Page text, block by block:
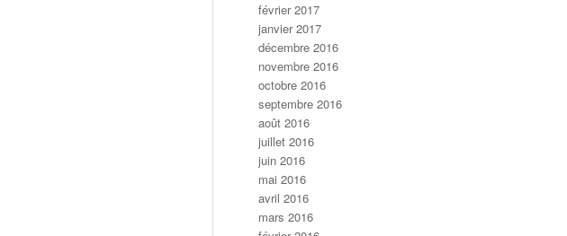
février 2017
janvier 2017
décembre 2016
novembre 2016
octobre 2016
septembre 2016
août 2016
juillet 2016
juin 2016
mai 2016
avril 2016
mars 2016